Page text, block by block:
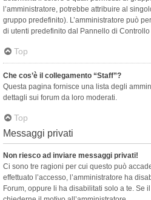
l’amministratore, potrebbe attribuire al
gruppo predefinito). L’amministratore può
di utenti predefinito dal Pannello di Controllo
Top
Che cos’è il collegamento “Staff”?
Questa pagina fornisce una lista degli
dettagli sui forum da loro moderati.
Top
Messaggi privati
Non riesco ad inviare messaggi privati!
Ci sono tre ragioni per cui questo può
effettuato l’accesso, l’amministratore ha
Forum, oppure li ha disabilitati solo a te. Se